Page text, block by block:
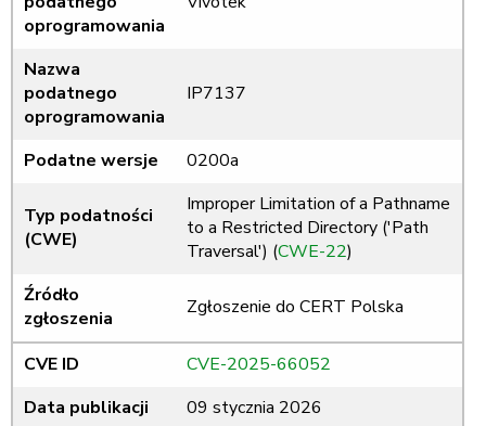
oprogramowania
Nazwa
podatnego
oprogramowania
IP7137
Podatne wersje 0200a
Typ podatności
(CWE)
Improper Limitation of a Pathname
to a Restricted Directory ('Path
Traversal') (CWE-22)
Źródło
zgłoszenia
Zgłoszenie do CERT Polska
CVE ID
CVE-2025-66052
Data publikacji
09 stycznia 2026